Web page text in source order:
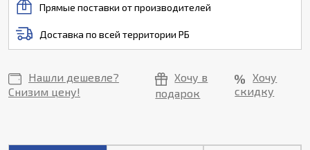
Прямые поставки от производителей
Доставка по всей территории РБ
Нашли дешевле?
Снизим цену!
Хочу в
подарок
Хочу
скидку